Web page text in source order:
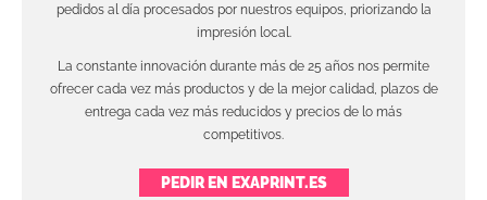
pedidos al día procesados por nuestros equipos, priorizando la
impresión local.
La constante innovación durante más de 25 años nos permite
ofrecer cada vez más productos y de la mejor calidad, plazos de
entrega cada vez más reducidos y precios de lo más
competitivos.
PEDIR EN EXAPRINT.ES